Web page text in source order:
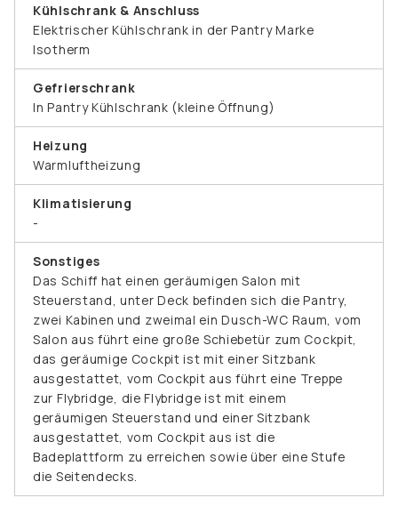
Kühlschrank & Anschluss
Elektrischer Kühlschrank in der Pantry Marke
Isotherm
Gefrierschrank
In Pantry Kühlschrank (kleine Öffnung)
Heizung
Warmluftheizung
Klimatisierung
-
Sonstiges
Das Schiff hat einen geräumigen Salon mit
Steuerstand, unter Deck befinden sich die Pantry,
zwei Kabinen und zweimal ein Dusch-WC Raum, vom
Salon aus führt eine große Schiebetür zum Cockpit,
das geräumige Cockpit ist mit einer Sitzbank
ausgestattet, vom Cockpit aus führt eine Treppe
zur Flybridge, die Flybridge ist mit einem
geräumigen Steuerstand und einer Sitzbank
ausgestattet, vom Cockpit aus ist die
Badeplattform zu erreichen sowie über eine Stufe
die Seitendecks.